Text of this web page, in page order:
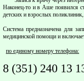
Наконец-то и в Аше появился
детских и взрослых
Система предназначена для
медицинской помощи и
по единому номеру телефона:
8 (351) 240 13